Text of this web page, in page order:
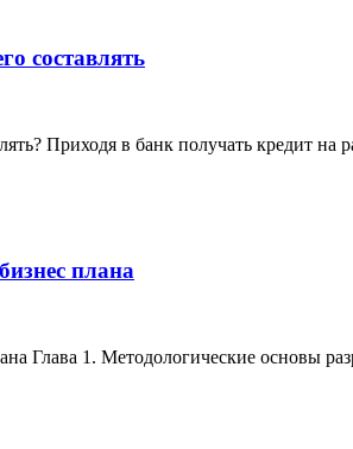
составлять
Приходя в банк получать кредит
плана
Глава 1. Методологические основы